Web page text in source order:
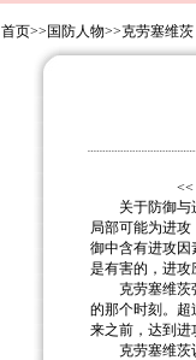
首页>> 国防人物>>克劳塞维茨
<<
关于防御与进
局部可能为进
御中含有进攻因
是有害的，进攻
克劳塞维茨强
的那个时刻。超
来之前，达到进
克劳塞维茨认